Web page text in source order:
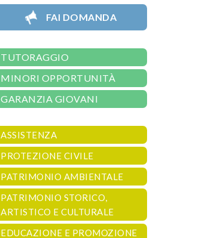
FAI DOMANDA
TUTORAGGIO
MINORI OPPORTUNITÀ
GARANZIA GIOVANI
ASSISTENZA
PROTEZIONE CIVILE
PATRIMONIO AMBIENTALE
PATRIMONIO STORICO,
ARTISTICO E CULTURALE
EDUCAZIONE E PROMOZIONE